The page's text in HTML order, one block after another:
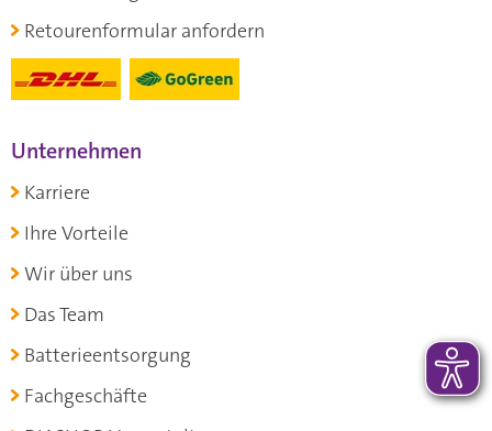
Retourenformular anfordern
Unternehmen
Karriere
Ihre Vorteile
Wir über uns
Das Team
Batterieentsorgung
Fachgeschäfte